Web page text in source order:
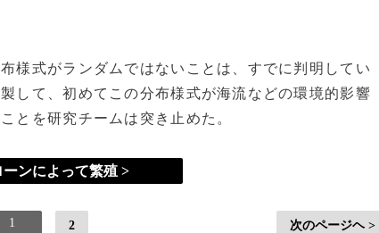
様式がランダムではないことは、すでに判明してい
して、初めてこの分布様式が海流などの環境的影響
とを研究チームは突き止めた。
ンによって繁殖 >
1 2 次のページヘ >